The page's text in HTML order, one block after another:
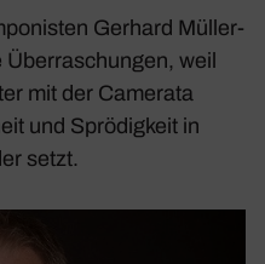
Gerhard Müller-
weil
mit der Came­rata
und Sprö­dig­keit in
setzt.